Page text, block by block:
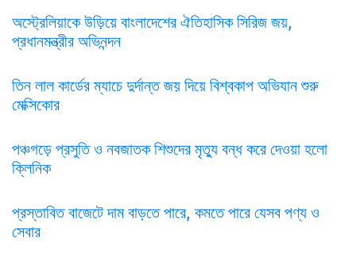
অস্ট্রেলিয়াকে উড়িয়ে বাংলাদেশের ঐতিহাসিক সিরিজ জয়,
প্রধানমন্ত্রীর অভিনন্দন
তিন লাল কার্ডের ম্যাচে দুর্দান্ত জয় দিয়ে বিশ্বকাপ অভিযান শুরু
মেক্সিকোর
পঞ্চগড়ে প্রসুতি ও নবজাতক শিশুদের মৃত্যু বন্ধ করে দেওয়া হলো
ক্লিনিক
প্রস্তাবিত বাজেটে দাম বাড়তে পারে, কমতে পারে যেসব পণ্য ও
সেবার